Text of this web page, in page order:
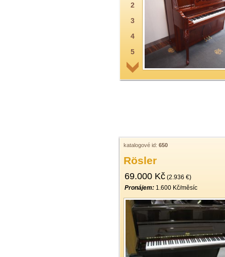
2
3
4
5
6
7
11
12
13
14
15
16
17
18
katalogové id: 650
Rösler
69.000 Kč(2.936 €)
Pronájem:1.600 Kč/měsíc